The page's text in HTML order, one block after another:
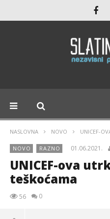
NASLOVNA NOVO UNICEF-
NOVO RAZNO 01.06.2021.
UNICEF-ova
teškoćama
56 0